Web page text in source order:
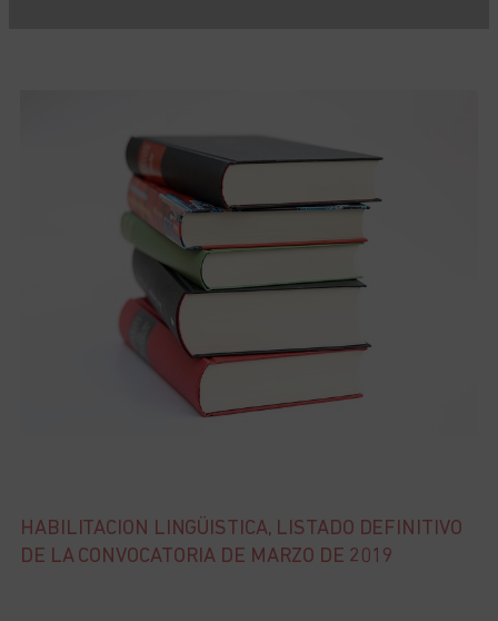
HABILITACION LINGÜISTICA, LISTADO DEFINITIVO
DE LA CONVOCATORIA DE MARZO DE 2019